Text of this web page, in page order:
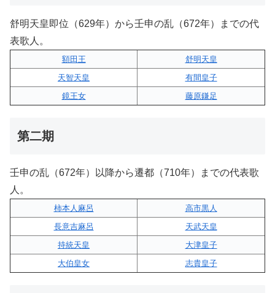
舒明天皇即位（629年）から壬申の乱（672年）までの代
表歌人。
額田王
舒明天皇
天智天皇
有間皇子
鏡王女
藤原鎌足
第二期
壬申の乱（672年）以降から遷都（710年）までの代表歌
人。
柿本人麻呂
高市黒人
長意吉麻呂
天武天皇
持統天皇
大津皇子
大伯皇女
志貴皇子